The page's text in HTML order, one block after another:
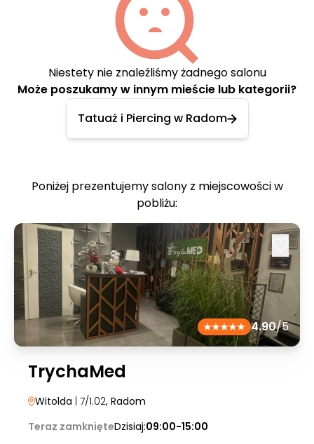
Niestety nie znaleźliśmy żadnego salonu
Może poszukamy w innym mieście lub kategorii?
Tatuaż i Piercing w Radom
Poniżej prezentujemy salony z miejscowości w
pobliżu:
4.90/5
TrychaMed
Witolda | 7/1.02, Radom
Teraz zamknięteDzisiaj:09:00-15:00